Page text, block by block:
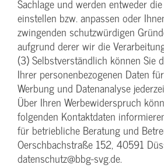
Sachlage und werden entweder
einstellen bzw. anpassen oder
zwingenden schutzwürdigen
aufgrund derer wir die
(3) Selbstverständlich können Sie
Ihrer personenbezogenen Daten
Werbung und Datenanalyse
Über Ihren Werbewiderspruch
folgenden Kontaktdaten
für betriebliche Beratung und
Oerschbachstraße 152, 40591
datenschutz@bbg-svg.de.